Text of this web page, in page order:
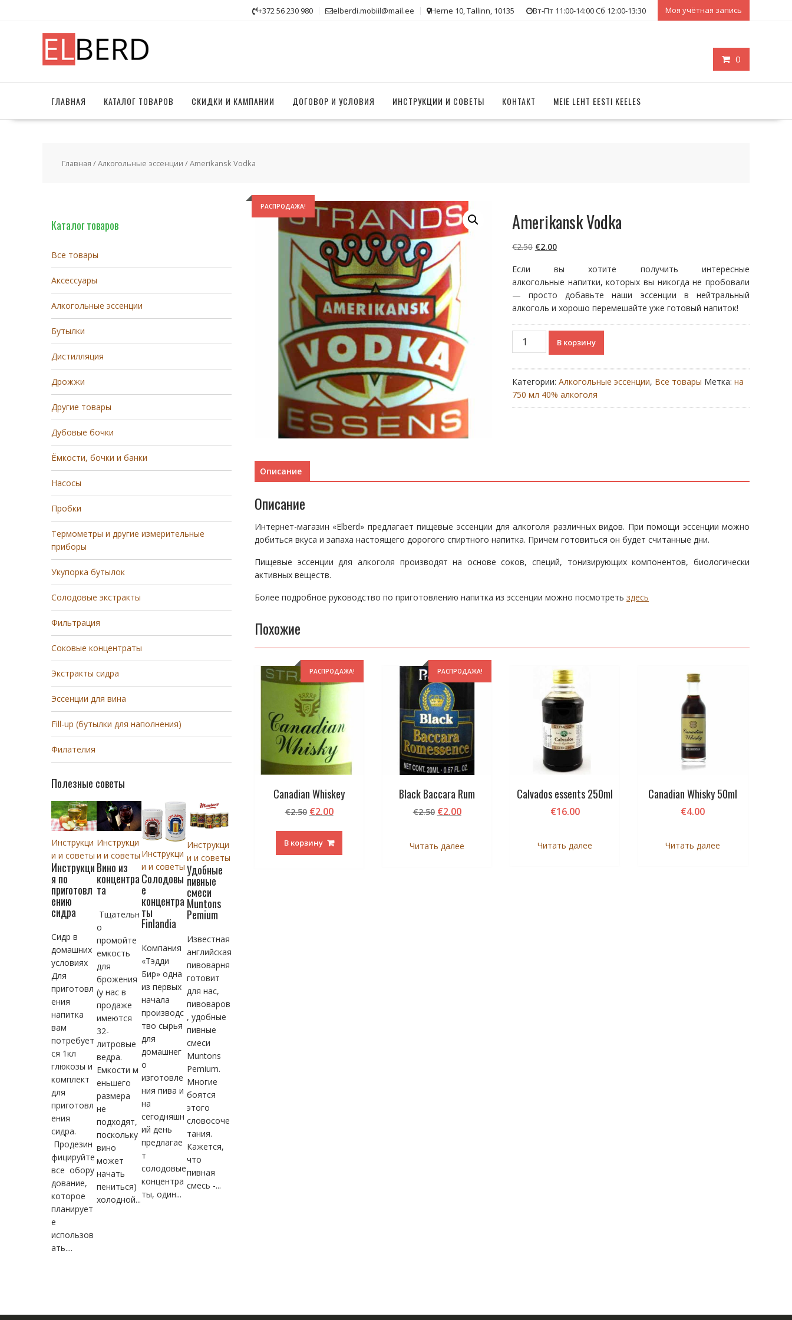
содержимому
+372 56 230 980 elberdi.mobiil@mail.ee Herne 10, Tallinn, 10135 Вт-Пт 11:00-14:00 Сб 12:00-13:30 Моя учётная запись
0
ГЛАВНАЯ КАТАЛОГ ТОВАРОВ СКИДКИ И КАМПАНИИ ДОГОВОР И УСЛОВИЯ ИНСТРУКЦИИ И СОВЕТЫ КОНТАКТ MEIE LEHT EESTI KEELES
Главная /Алкогольные эссенции / Amerikansk Vodka
РАСПРОДАЖА!
Amerikansk Vodka
€2.50 Первоначальная
составляла
€2.50.
€2.00Текущая
€2.00.
Если вы хотите получить интересные
алкогольные напитки, которых вы никогда не пробовали
— просто добавьте наши эссенции в нейтральный
алкоголь и хорошо перемешайте уже готовый напиток!
Количество
товара
В корзину
Категории: Алкогольные эссенции, Все товары Метка: на
750 мл 40% алкоголя
Описание
Описание
Интернет-магазин «Elberd» предлагает пищевые эссенции для алкоголя различных видов. При помощи эссенции можно
добиться вкуса и запаха настоящего дорогого спиртного напитка. Причем готовиться он будет считанные дни.
Пищевые эссенции для алкоголя производят на основе соков, специй, тонизирующих компонентов, биологически
активных веществ.
Более подробное руководство по приготовлению напитка из эссенции можно посмотреть здесь
Похожие
РАСПРОДАЖА!
Canadian Whiskey
€2.50 Первоначальная
составляла
€2.50.
€2.00Текущая
В корзину
РАСПРОДАЖА!
Black Baccara Rum
€2.50 Первоначальная
€2.50.
€2.00Текущая
Читать далее
Calvados essents 250ml
€16.00
Читать далее
Canadian Whisky 50ml
€4.00
Читать далее
Каталог товаров
Все товары
Аксессуары
Алкогольные эссенции
Бутылки
Дистилляция
Дрожжи
Другие товары
Дубовые бочки
Ёмкости, бочки и банки
Насосы
Пробки
Термометры и другие измерительные
приборы
Укупорка бутылок
Солодовые экстракты
Фильтрация
Соковые концентраты
Экстракты сидра
Эссенции для вина
Fill-up (бутылки для наполнения)
Филателия
Полезные советы
Инструкци
и и советы
Инструкци
я по
приготовл
ению
сидра
Сидр в
домашних
условиях
Для
приготовл
ения
напитка
вам
потребует
ся 1кл
глюкозы и
комплект
для
приготовл
ения
сидра.
Продезин
фицируйте
все обору
дование,
которое
планирует
е
использов
ать....
Инструкци
и и советы
Вино из
концентра
та
Тщательн
о
промойте
емкость
для
брожения
(у нас в
продаже
имеются
32-
литровые
ведра.
Емкости м
еньшего
размера
не
подходят,
поскольку
вино
может
начать
пениться)
холодной...
Инструкци
и и советы
Солодовы
е
концентра
ты
Finlandia
Компания
«Тэдди
Бир» одна
из первых
начала
производс
тво сырья
для
домашнег
о
изготовле
ния пива и
на
сегодняшн
ий день
предлагае
т
солодовые
концентра
ты, один...
Инструкци
и и советы
Удобные
пивные
смеси
Muntons
Pemium
Известная
английская
пивоварня
готовит
для нас,
пивоваров
, удобные
пивные
смеси
Muntons
Pemium.
Многие
боятся
этого
словосоче
тания.
Кажется,
что
пивная
смесь -...